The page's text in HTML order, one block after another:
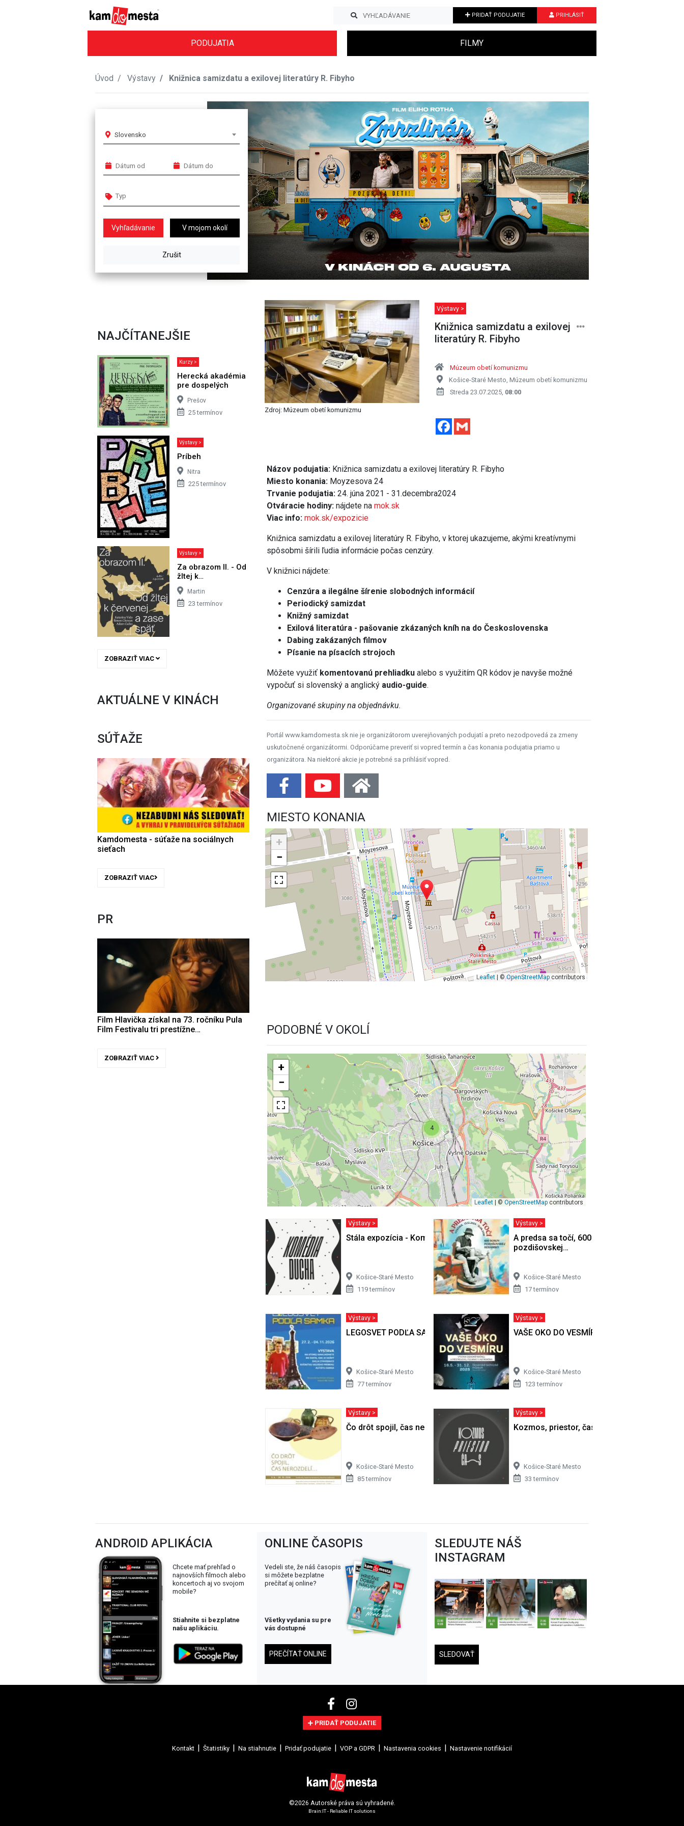
PRIDAŤ PODUJATIE PRIHLÁSIŤ
PODUJATIA FILMY
Úvod Výstavy Knižnica samizdatu a exilovej literatúry R. Fibyho
Slovensko
V mojom okolí
Previous Next
NAJČÍTANEJŠIE
Kurzy >
Herecká akadémia
pre dospelých
Prešov
25 termínov
Výstavy >
Príbeh
Nitra
225 termínov
Výstavy >
Za obrazom II. - Od
žltej k…
Martin
23 termínov
ZOBRAZIŤ VIAC
AKTUÁLNE V KINÁCH
SÚŤAŽE
Kamdomesta - súťaže na sociálnych
sieťach
ZOBRAZIŤ VIAC
PR
Film Hlavička získal na 73. ročníku Pula
Film Festivalu tri prestížne…
ZOBRAZIŤ VIAC
Zdroj: Múzeum obetí komunizmu
Výstavy >
Knižnica samizdatu a exilovej
literatúry R. Fibyho
Múzeum obetí komunizmu
Košice-Staré Mesto, Múzeum obetí komunizmu
Streda 23.07.2025, 08:00
Facebook
Názov podujatia: Knižnica samizdatu a exilovej literatúry R. Fibyho
Miesto konania: Moyzesova 24
Trvanie podujatia: 24. júna 2021 - 31.decembra2024
Otváracie hodiny: nájdete namok.sk
Viac info: mok.sk/expozicie
Knižnica samizdatu a exilovej literatúry R. Fibyho, v ktorej ukazujeme, akými kreatívnymi
spôsobmi šírili ľudia informácie počas cenzúry.
V knižnici nájdete:
Cenzúra a ilegálne šírenie slobodných informácií
Periodický samizdat
Knižný samizdat
Exilová literatúra - pašovanie zkázaných kníh na do Československa
Dabing zakázaných filmov
Písanie na písacích strojoch
Môžete využiť komentovanú prehliadku alebo s využitím QR kódov je navyše možné
vypočuť si slovenský a anglický audio-guide.
Organizované skupiny na objednávku.
Portál www.kamdomesta.sk nie je organizátorom uverejňovaných podujatí a preto nezodpovedá za zmeny
uskutočnené organizátormi. Odporúčame preveriť si vopred termín a čas konania podujatia priamo u
organizátora. Na niektoré akcie je potrebné sa prihlásiť vopred.
MIESTO KONANIA
+
−
Leaflet| ©OpenStreetMapcontributors
PODOBNÉ V OKOLÍ
4
+
−
Leaflet | ©OpenStreetMap contributors
Výstavy >
Stála expozícia - Komédia ducha
Košice-Staré Mesto
119 termínov
Výstavy >
A predsa sa točí, 600 rokov
pozdišovskej…
Košice-Staré Mesto
17 termínov
Výstavy >
LEGOSVET PODĽA SAMKA
Košice-Staré Mesto
77 termínov
Výstavy >
VAŠE OKO DO VESMÍRU
Košice-Staré Mesto
123 termínov
Výstavy >
Čo drôt spojil, čas nerozdelí
Košice-Staré Mesto
85 termínov
Výstavy >
Kozmos, priestor, čas
Košice-Staré Mesto
33 termínov
ANDROID APLIKÁCIA
Chcete mať prehľad o
najnovších filmoch alebo
koncertoch aj vo svojom
mobile?
Stiahnite si bezplatne
našu aplikáciu.
ONLINE ČASOPIS
Vedeli ste, že náš časopis
si môžete bezplatne
prečítať aj online?
Všetky vydania su pre
vás dostupné
PREČÍTAŤ ONLINE
SLEDUJTE NÁŠ
INSTAGRAM
SLEDOVAŤ
PRIDAŤ PODUJATIE
Kontakt Štatistiky Na stiahnutie Pridať podujatie VOP a GDPR Nastavenia cookies Nastavenie notifikácií
©2026 Autorské práva sú vyhradené.
Brain:IT - Reliable IT solutions